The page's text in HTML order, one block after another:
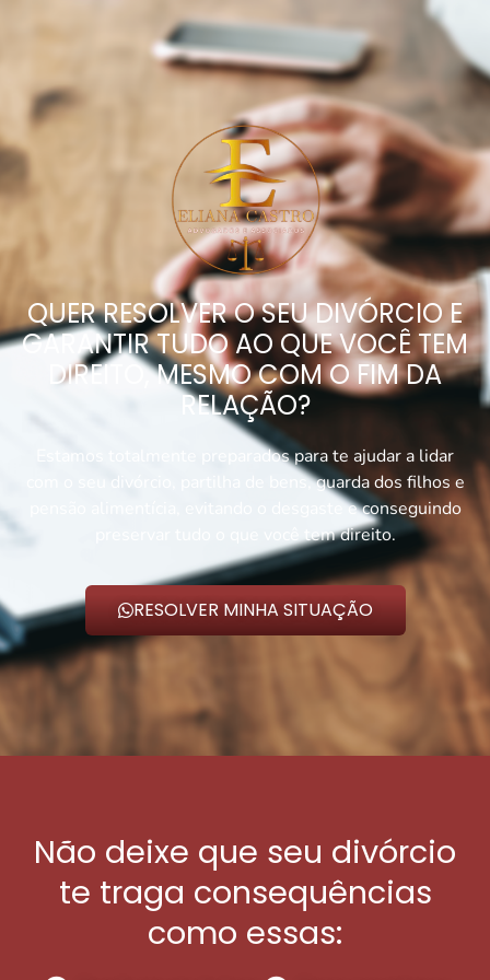
QUER RESOLVER O SEU DIVÓRCIO E
GARANTIR TUDO AO QUE VOCÊ TEM
DIREITO,MESMO COM O FIM DA
RELAÇÃO?
Estamos totalmente preparados para te ajudar a lidar
com o seu divórcio, partilha de bens, guarda dos filhos e
pensão alimentícia, evitando o desgaste e conseguindo
preservar tudo o que você tem direito.
RESOLVER MINHA SITUAÇÃO
Não deixe que seu divórcio
te traga consequências
como essas: